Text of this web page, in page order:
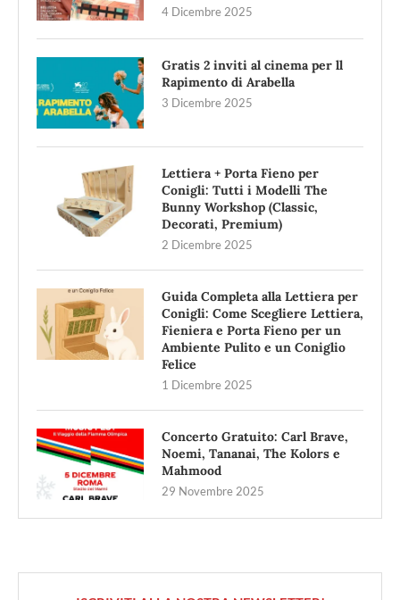
4 Dicembre 2025
Gratis 2 inviti al cinema per ll
Rapimento di Arabella
3 Dicembre 2025
Lettiera + Porta Fieno per
Conigli: Tutti i Modelli The
Bunny Workshop (Classic,
Decorati, Premium)
2 Dicembre 2025
Guida Completa alla Lettiera per
Conigli: Come Scegliere Lettiera,
Fieniera e Porta Fieno per un
Ambiente Pulito e un Coniglio
Felice
1 Dicembre 2025
Concerto Gratuito: Carl Brave,
Noemi, Tananai, The Kolors e
Mahmood
29 Novembre 2025